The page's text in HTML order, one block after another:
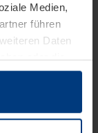
Medien,
führen
Daten
oder die
gesammelt